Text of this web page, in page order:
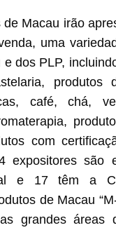
de Macau irão
uma
dos PLP,
café, chá,
com
expositores são
e 17 têm a
de Macau
grandes áreas